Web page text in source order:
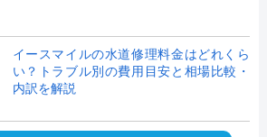
イースマイルの水道修理料金はどれくら
い？トラブル別の費用目安と相場比較・
内訳を解説